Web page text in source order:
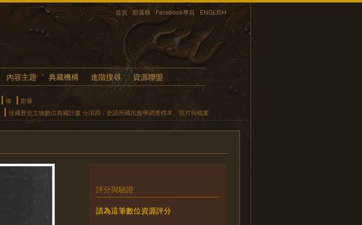
首頁 部落格 Facebook專頁 ENGLISH
內容主題 典藏機構 進階搜尋 資源聯盟
傣
影像
珍藏歷史文物數位典藏計畫 分項四：史語所藏民族學調查標本、照片與檔案
評分與驗證
請為這筆數位資源評分